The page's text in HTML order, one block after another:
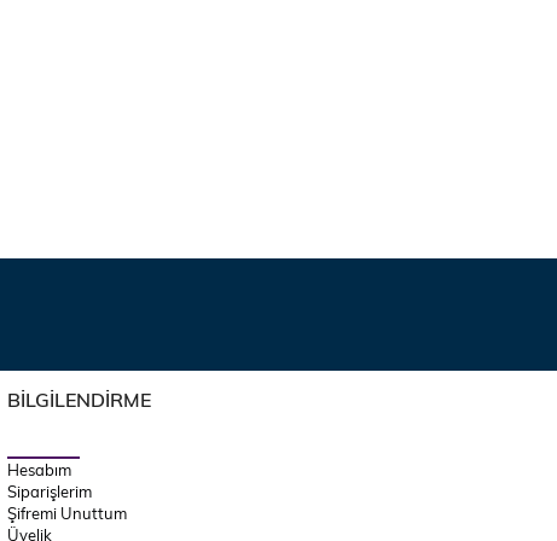
BİLGİLENDİRME
Hesabım
Siparişlerim
Şifremi Unuttum
Üyelik